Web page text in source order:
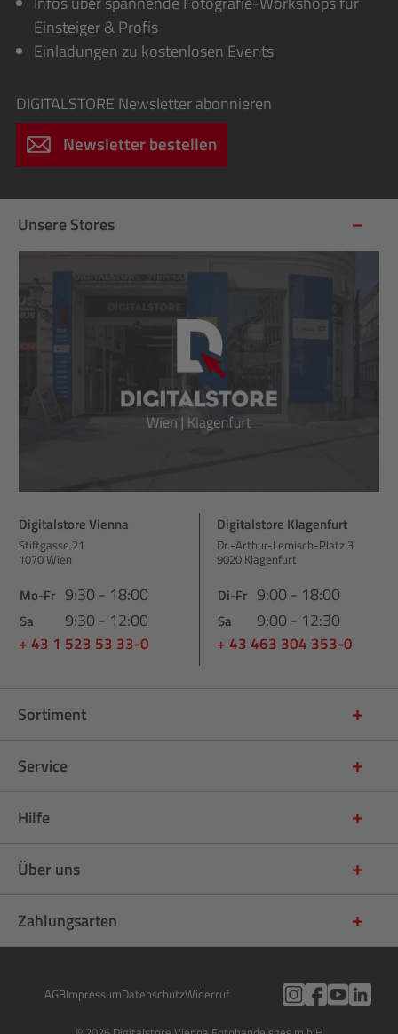
Einsteiger & Profis
Einladungen zu kostenlosen Events
DIGITALSTORE Newsletter abonnieren
Newsletter bestellen
Unsere Stores
Digitalstore Vienna
Stiftgasse 21
1070 Wien
Mo-Fr 9:30 - 18:00
Sa 9:30 - 12:00
+ 43 1 523 53 33-0
Digitalstore Klagenfurt
Dr.-Arthur-Lemisch-Platz 3
9020 Klagenfurt
Di-Fr 9:00 - 18:00
Sa 9:00 - 12:30
+ 43 463 304 353-0
Sortiment
Service
Hilfe
Über uns
Zahlungsarten
AGBImpressumDatenschutzWiderruf